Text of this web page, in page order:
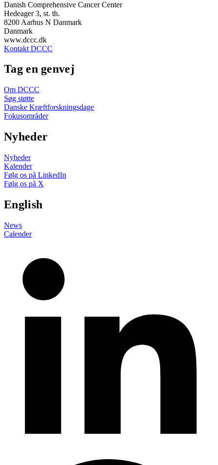
Danish Comprehensive Cancer Center
Hedeager 3, st. th.
8200 Aarhus N Danmark
Danmark
www.dccc.dk
Kontakt DCCC
Tag en genvej
Om DCCC
Søg støtte
Danske Kræftforskningsdage
Fokusområder
Nyheder
Nyheder
Kalender
Følg os på LinkedIn
Følg os på X
English
News
Calender